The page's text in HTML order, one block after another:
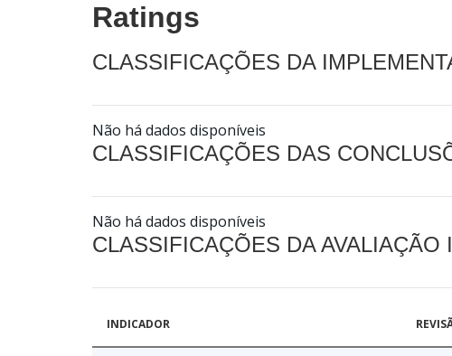
Ratings
CLASSIFICAÇÕES DA
Não há dados disponíveis
CLASSIFICAÇÕES DAS
Não há dados disponíveis
CLASSIFICAÇÕES DA AVALIAÇÃO
INDICADOR